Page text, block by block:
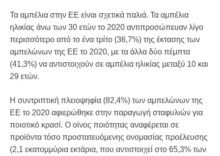
Τα αμπέλια στην ΕΕ είναι σχετικά παλιά. Τα αμπέλια
ηλικίας άνω των 30 ετών το 2020 αντιπροσώπευαν λίγο
περισσότερο από το ένα τρίτο (36,7%) της έκτασης των
αμπελώνων της ΕΕ το 2020, με τα άλλα δύο πέμπτα
(41,3%) να αντιστοιχούν σε αμπέλια ηλικίας μεταξύ 10 και
29 ετών.
Η συντριπτική πλειοψηφία (82,4%) των αμπελώνων της
ΕΕ το 2020 αφιερώθηκε στην παραγωγή σταφυλιών για
ποιοτικό κρασί. Ο οίνος ποιότητας αναφέρεται σε
προϊόντα τόσο προστατευόμενης ονομασίας προέλευσης
(2,1 εκατομμύρια εκτάρια, που αντιστοιχεί στο 65,3% των